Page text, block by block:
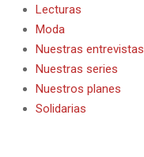
Lecturas
Moda
Nuestras entrevistas
Nuestras series
Nuestros planes
Solidarias